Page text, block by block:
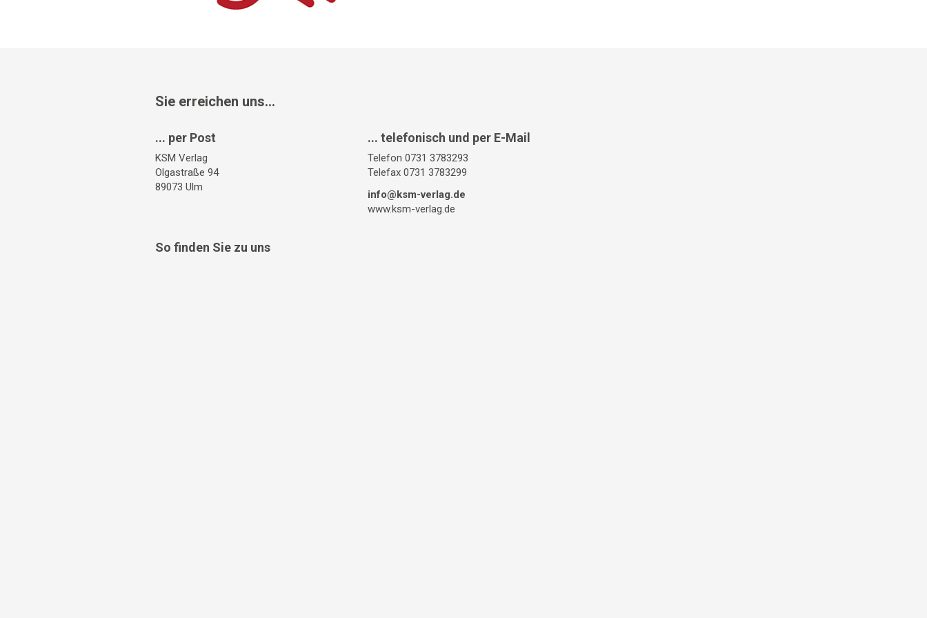
Sie erreichen uns...
... per Post
KSM Verlag
Olgastraße 94
89073 Ulm
... telefonisch und per E-Mail
Telefon 0731 3783293
Telefax 0731 3783299
info@ksm-verlag.de
www.ksm-verlag.de
So finden Sie zu uns